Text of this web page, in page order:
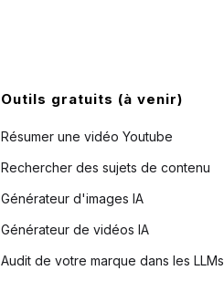
Outils gratuits (à venir)
Résumer une vidéo Youtube
Rechercher des sujets de contenu
Générateur d'images IA
Générateur de vidéos IA
Audit de votre marque dans les LLMs